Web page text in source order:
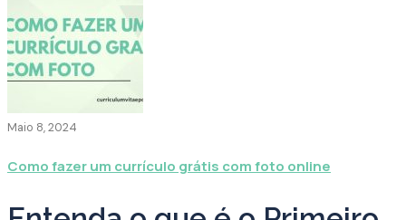
Maio 8, 2024
Como fazer um currículo grátis com foto online